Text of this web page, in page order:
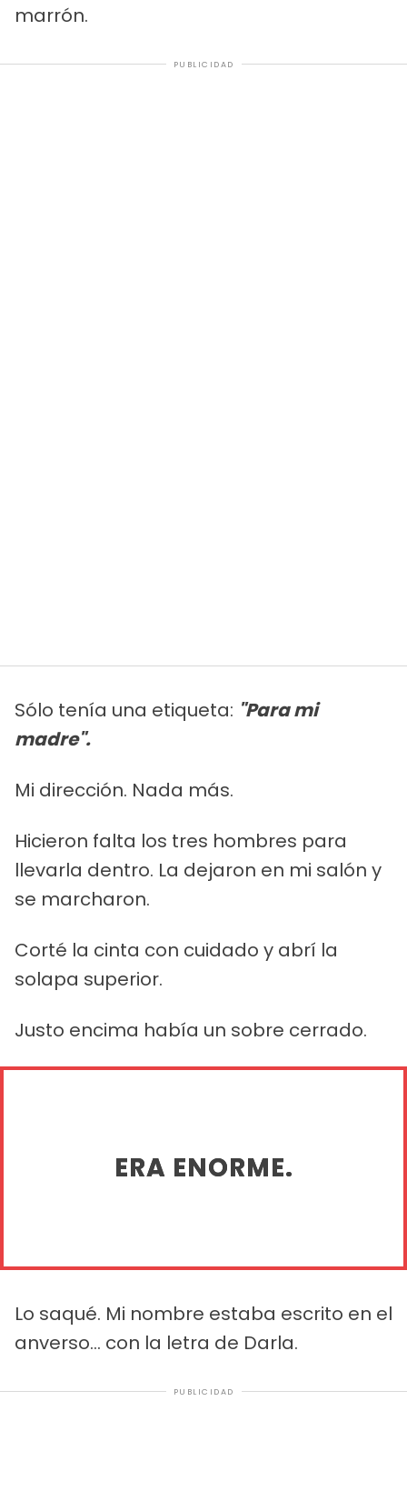
marrón.
PUBLICIDAD
Sólo tenía una etiqueta: "Para mi
madre".
Mi dirección. Nada más.
Hicieron falta los tres hombres para
llevarla dentro. La dejaron en mi salón y
se marcharon.
Corté la cinta con cuidado y abrí la
solapa superior.
Justo encima había un sobre cerrado.
ERA ENORME.
Lo saqué. Mi nombre estaba escrito en el
anverso... con la letra de Darla.
PUBLICIDAD